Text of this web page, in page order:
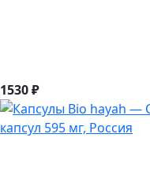
1530 ₽